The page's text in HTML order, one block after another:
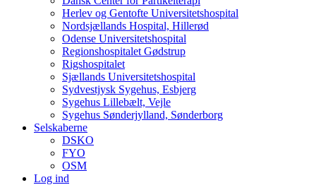
Herlev og Gentofte Universitetshospital
Nordsjællands Hospital, Hillerød
Odense Universitetshospital
Regionshospitalet Gødstrup
Rigshospitalet
Sjællands Universitetshospital
Sydvestjysk Sygehus, Esbjerg
Sygehus Lillebælt, Vejle
Sygehus Sønderjylland, Sønderborg
Selskaberne
DSKO
FYO
OSM
Log ind